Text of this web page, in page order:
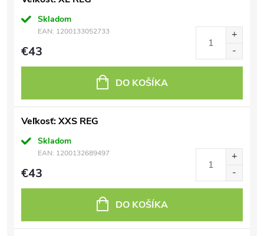
Skladom
EAN: 1200133052733
€43
DO KOŠÍKA
Veľkosť: XXS REG
Skladom
EAN: 1200132689497
€43
DO KOŠÍKA